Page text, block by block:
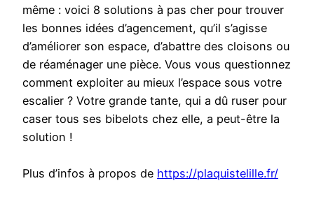
même : voici 8 solutions à pas cher pour trouver
les bonnes idées d’agencement, qu’il s’agisse
d’améliorer son espace, d’abattre des cloisons ou
de réaménager une pièce. Vous vous questionnez
comment exploiter au mieux l’espace sous votre
escalier ? Votre grande tante, qui a dû ruser pour
caser tous ses bibelots chez elle, a peut-être la
solution !
Plus d’infos à propos de https://plaquistelille.fr/